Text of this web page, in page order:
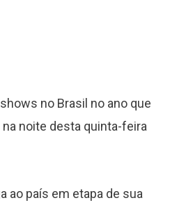
no Brasil no ano que
noite desta quinta-feira
ao país em etapa de sua